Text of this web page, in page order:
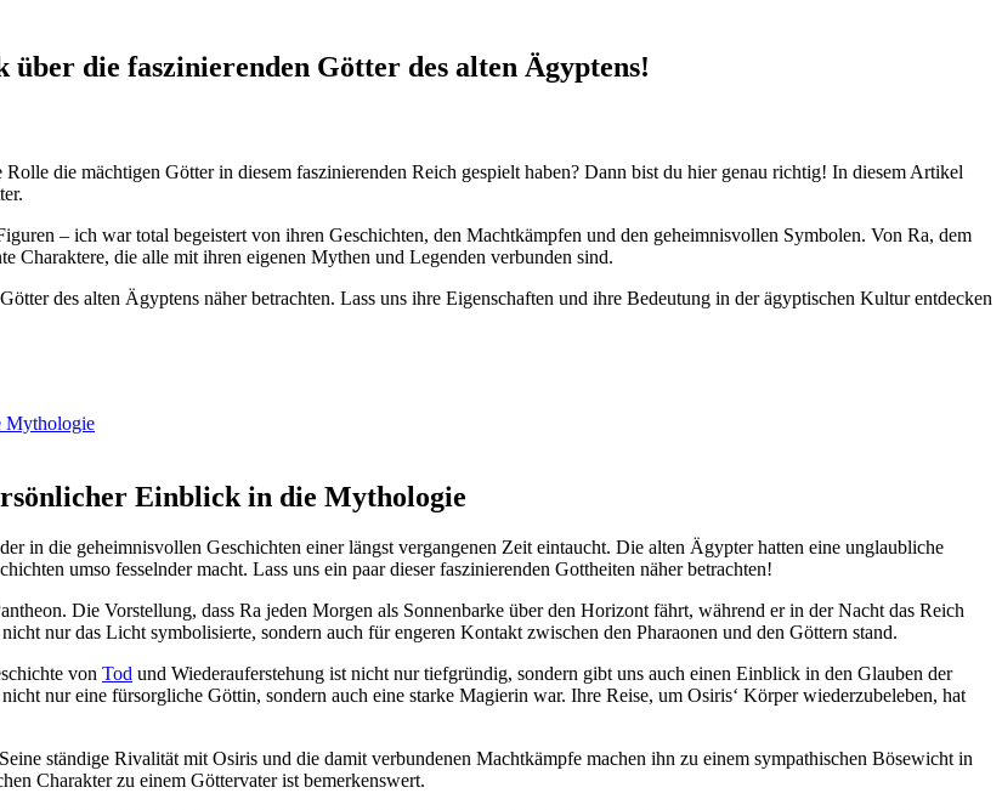
die faszinierenden Götter des alten Ägyptens!
Rolle die mächtigen Götter in diesem faszinierenden Reich gespielt haben? Dann ⁢bist du hier genau richtig! In diesem Artikel
– ich war ‍total begeistert von ihren Geschichten,‌ den Machtkämpfen und den geheimnisvollen Symbolen. Von ‍Ra, dem
Charaktere, die alle mit ihren eigenen​ Mythen und Legenden⁤ verbunden sind.
des alten Ägyptens näher betrachten. Lass‍ uns ihre Eigenschaften und ihre Bedeutung in der ägyptischen Kultur entdecken
Mythologie
Einblick ⁣in die Mythologie
in die geheimnisvollen‍ Geschichten einer längst vergangenen Zeit eintaucht. Die ⁢alten Ägypter hatten eine unglaubliche
​umso fesselnder macht. Lass uns ein paar dieser faszinierenden Gottheiten näher betrachten!
Die ‍Vorstellung, ​dass Ra jeden Morgen als Sonnenbarke über den Horizont ⁣fährt, während er ⁤in der Nacht das Reich
nur das​ Licht symbolisierte, sondern auch für engeren Kontakt zwischen den Pharaonen⁢ und den Göttern stand.
von⁢ Tod und Wiederauferstehung ist nicht nur⁢ tiefgründig, sondern gibt uns auch einen Einblick in⁣ den Glauben der
nur eine fürsorgliche Göttin, sondern ‌auch eine starke Magierin war. Ihre Reise, um Osiris‘ Körper wiederzubeleben, hat
ständige Rivalität mit Osiris und die damit verbundenen Machtkämpfe machen ⁤ihn zu⁢ einem sympathischen Bösewicht in
Charakter zu‌ einem Göttervater ‍ist bemerkenswert.